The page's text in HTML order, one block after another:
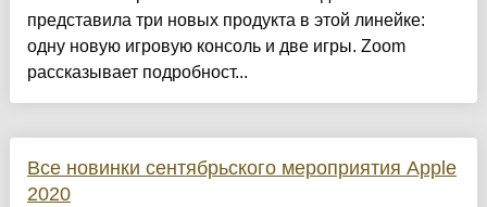
представила три новых продукта в этой линейке:
одну новую игровую консоль и две игры. Zoom
рассказывает подробност...
Все новинки сентябрьского мероприятия Apple
2020